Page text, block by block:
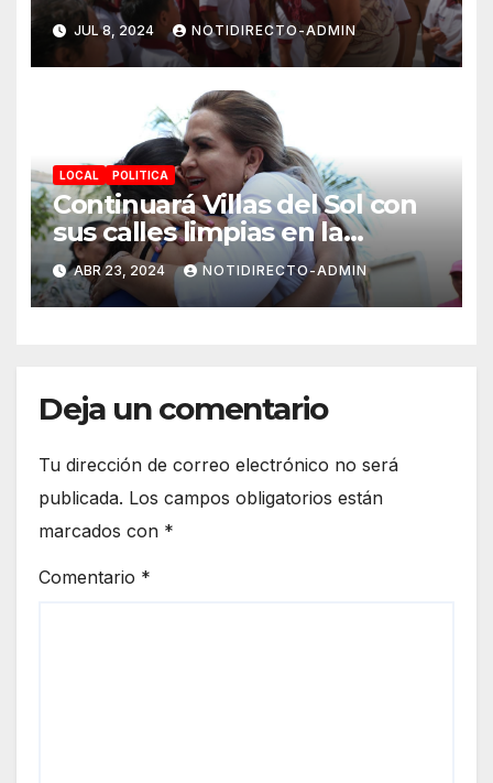
Primaria “Ermilo Abreu
Gómez” en Benito Juárez
para bienestar de alumnas y
alumnos
JUL 8, 2024 NOTIDIRECTO-ADMIN
LOCAL POLITICA
Continuará Villas del Sol con
sus calles limpias en la
renovación: Lili Campos
ABR 23, 2024 NOTIDIRECTO-ADMIN
Deja un comentario
Tu dirección de correo electrónico no será
publicada. Los campos obligatorios están
marcados con *
Comentario *